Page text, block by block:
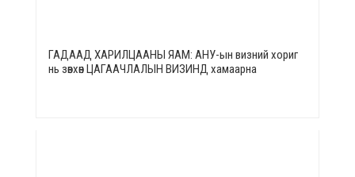
ГАДААД ХАРИЛЦААНЫ ЯАМ: АНУ-ын визний хориг
нь зөвхөн ЦАГААЧЛАЛЫН ВИЗИНД хамаарна